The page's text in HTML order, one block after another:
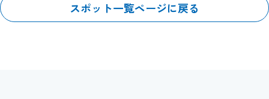
スポット一覧ページに戻る